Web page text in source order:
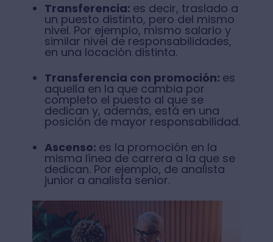
Transferencia: es decir, traslado a
un puesto distinto, pero del mismo
nivel. Por ejemplo, mismo salario y
similar nivel de responsabilidades,
en una locación distinta.
Transferencia con promoción: es
aquella en la que cambia por
completo el puesto al que se
dedican y, además, está en una
posición de mayor responsabilidad.
Ascenso: es la promoción en la
misma línea de carrera a la que se
dedican. Por ejemplo, de analista
junior a analista senior.